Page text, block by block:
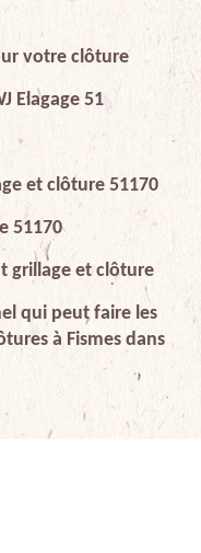
votre clôture
Elagage 51
et clôture 51170
51170
grillage et clôture
qui peut faire les
à Fismes dans